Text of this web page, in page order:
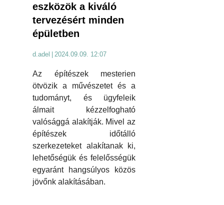
eszközök a kiváló
tervezésért minden
épületben
d.adel | 2024.09.09. 12:07
Az építészek mesterien
ötvözik a művészetet és a
tudományt, és ügyfeleik
álmait kézzelfogható
valósággá alakítják. Mivel az
építészek időtálló
szerkezeteket alakítanak ki,
lehetőségük és felelősségük
egyaránt hangsúlyos közös
jövőnk alakításában.